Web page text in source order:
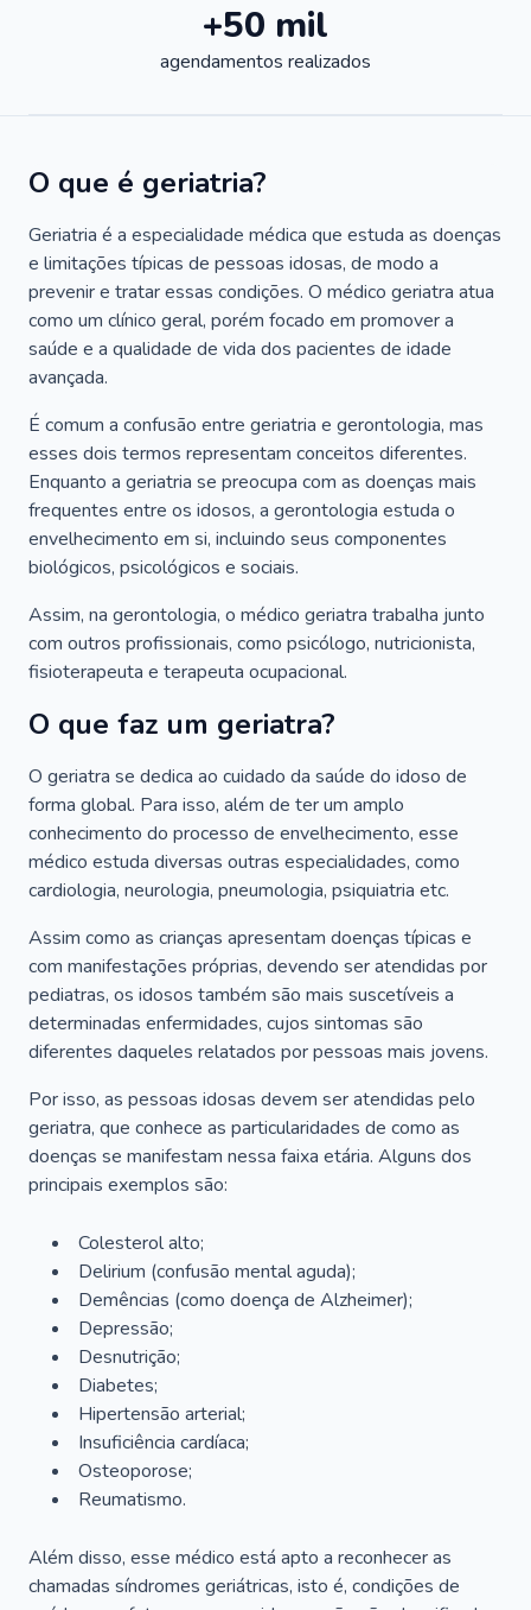
+50 mil
agendamentos realizados
O que é geriatria?
Geriatria é a especialidade médica que estuda as doenças
e limitações típicas de pessoas idosas, de modo a
prevenir e tratar essas condições. O médico geriatra atua
como um clínico geral, porém focado em promover a
saúde e a qualidade de vida dos pacientes de idade
avançada.
É comum a confusão entre geriatria e gerontologia, mas
esses dois termos representam conceitos diferentes.
Enquanto a geriatria se preocupa com as doenças mais
frequentes entre os idosos, a gerontologia estuda o
envelhecimento em si, incluindo seus componentes
biológicos, psicológicos e sociais.
Assim, na gerontologia, o médico geriatra trabalha junto
com outros profissionais, como psicólogo, nutricionista,
fisioterapeuta e terapeuta ocupacional.
O que faz um geriatra?
O geriatra se dedica ao cuidado da saúde do idoso de
forma global. Para isso, além de ter um amplo
conhecimento do processo de envelhecimento, esse
médico estuda diversas outras especialidades, como
cardiologia, neurologia, pneumologia, psiquiatria etc.
Assim como as crianças apresentam doenças típicas e
com manifestações próprias, devendo ser atendidas por
pediatras, os idosos também são mais suscetíveis a
determinadas enfermidades, cujos sintomas são
diferentes daqueles relatados por pessoas mais jovens.
Por isso, as pessoas idosas devem ser atendidas pelo
geriatra, que conhece as particularidades de como as
doenças se manifestam nessa faixa etária. Alguns dos
principais exemplos são:
Colesterol alto;
Delirium (confusão mental aguda);
Demências (como doença de Alzheimer);
Depressão;
Desnutrição;
Diabetes;
Hipertensão arterial;
Insuficiência cardíaca;
Osteoporose;
Reumatismo.
Além disso, esse médico está apto a reconhecer as
chamadas síndromes geriátricas, isto é, condições de